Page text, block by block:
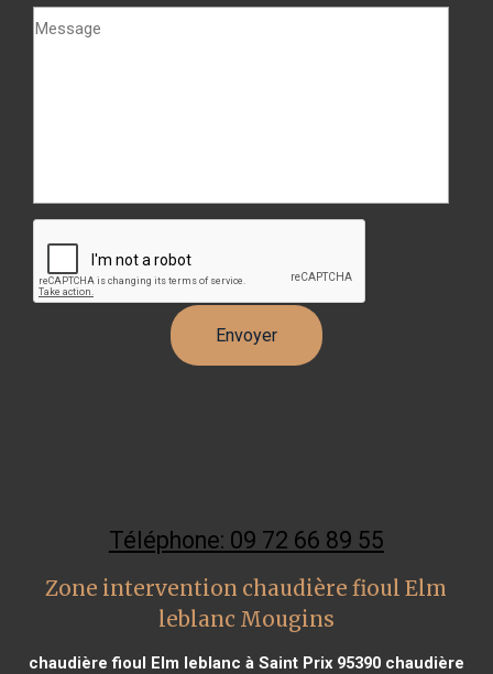
Téléphone: 09 72 66 89 55
Zone intervention chaudière fioul Elm
leblanc Mougins
chaudière fioul Elm leblanc à Saint Prix 95390chaudière